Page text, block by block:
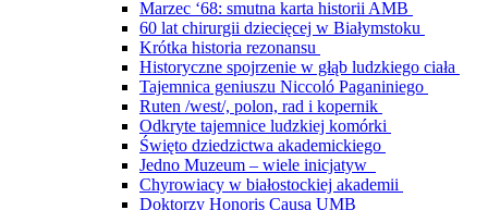
Marzec ‘68: smutna karta historii AMB
60 lat chirurgii dziecięcej w Białymstoku
Krótka historia rezonansu
Historyczne spojrzenie w głąb ludzkiego ciała
Tajemnica geniuszu Niccoló Paganiniego
Ruten /west/, polon, rad i kopernik
Odkryte tajemnice ludzkiej komórki
Święto dziedzictwa akademickiego
Jedno Muzeum – wiele inicjatyw
Chyrowiacy w białostockiej akademii
Doktorzy Honoris Causa UMB